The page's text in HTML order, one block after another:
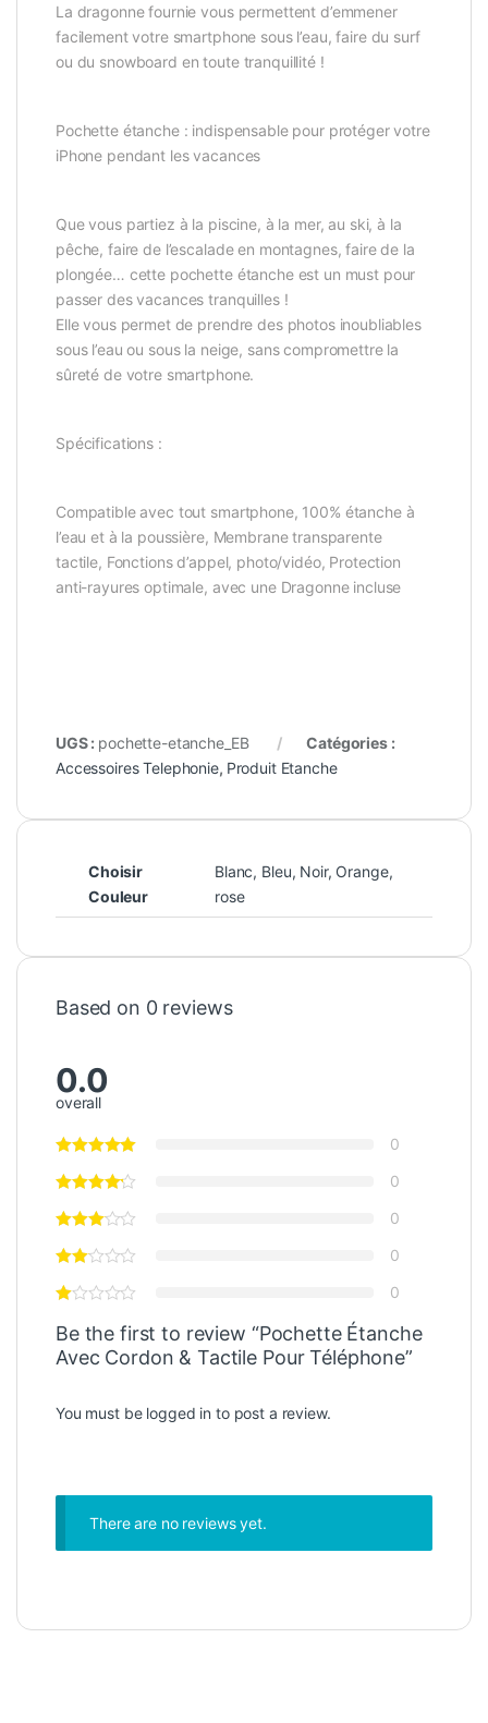
La dragonne fournie vous permettent d’emmener
facilement votre smartphone sous l’eau, faire du surf
ou du snowboard en toute tranquillité !
Pochette étanche : indispensable pour protéger votre
iPhone pendant les vacances
Que vous partiez à la piscine, à la mer, au ski, à la
pêche, faire de l’escalade en montagnes, faire de la
plongée… cette pochette étanche est un must pour
passer des vacances tranquilles !
Elle vous permet de prendre des photos inoubliables
sous l’eau ou sous la neige, sans compromettre la
sûreté de votre smartphone.
Spécifications :
Compatible avec tout smartphone, 100% étanche à
l’eau et à la poussière, Membrane transparente
tactile, Fonctions d’appel, photo/vidéo, Protection
anti-rayures optimale, avec une Dragonne incluse
UGS : pochette-etanche_EB
Catégories :
Accessoires Telephonie, Produit Etanche
Choisir
Couleur
Blanc, Bleu, Noir, Orange,
rose
Based on 0 reviews
0.0
overall
0
0
0
0
0
Be the first to review “Pochette Étanche
Avec Cordon & Tactile Pour Téléphone”
You must be logged in to post a review.
There are no reviews yet.